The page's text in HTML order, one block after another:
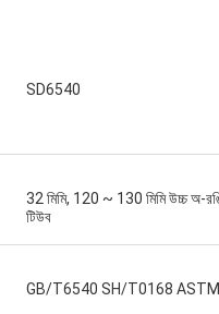
SD6540
32 মিমি, 120 ~ 130 মিমি উচ্চ অ-
টিউব
GB/T6540 SH/T0168